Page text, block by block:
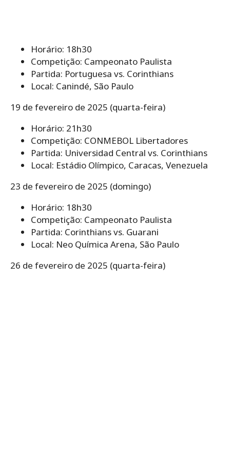
Horário: 18h30
Competição: Campeonato Paulista
Partida: Portuguesa vs. Corinthians
Local: Canindé, São Paulo
19 de fevereiro de 2025 (quarta-feira)
Horário: 21h30
Competição: CONMEBOL Libertadores
Partida: Universidad Central vs. Corinthians
Local: Estádio Olímpico, Caracas, Venezuela
23 de fevereiro de 2025 (domingo)
Horário: 18h30
Competição: Campeonato Paulista
Partida: Corinthians vs. Guarani
Local: Neo Química Arena, São Paulo
26 de fevereiro de 2025 (quarta-feira)